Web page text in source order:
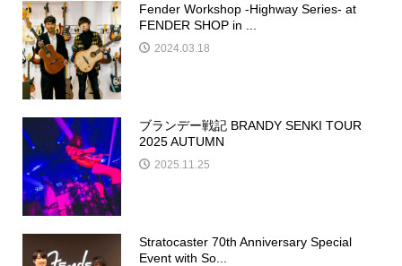
Fender Workshop -Highway Series- at
FENDER SHOP in ...
2024.03.18
ブランデー戦記 BRANDY SENKI TOUR
2025 AUTUMN
2025.11.25
Stratocaster 70th Anniversary Special
Event with So...